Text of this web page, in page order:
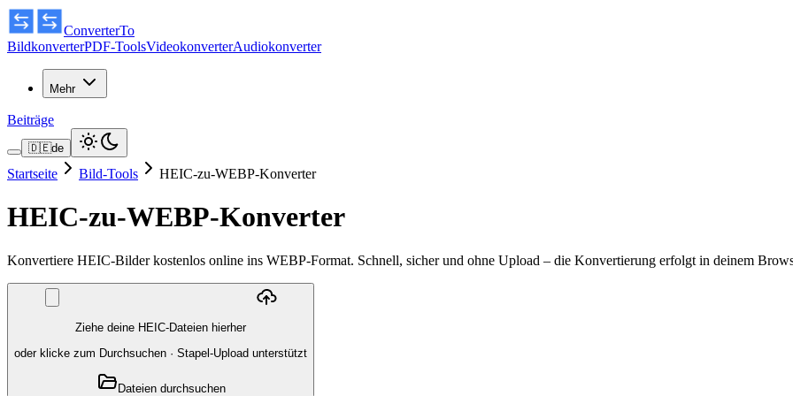
ConverterTo
BildkonverterPDF-ToolsVideokonverterAudiokonverter
Mehr
Beiträge
🇩🇪de
Startseite Bild-Tools HEIC-zu-WEBP-Konverter
HEIC-zu-WEBP-Konverter
Konvertiere HEIC-Bilder kostenlos online ins WEBP-Format. Schnell, sicher und ohne Upload – die Konvertierung erfolgt in deinem
Ziehe deine HEIC-Dateien hierher
oder klicke zum Durchsuchen · Stapel-Upload unterstützt
Dateien durchsuchen